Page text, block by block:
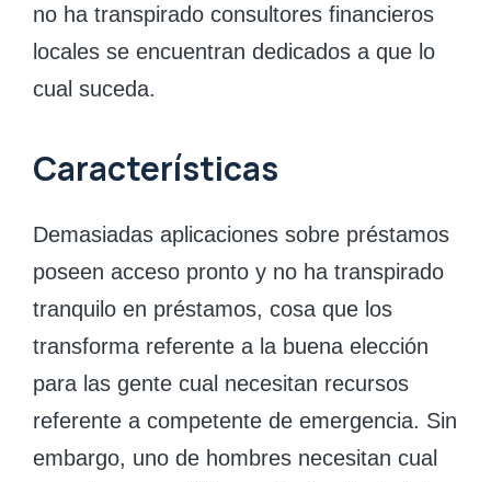
no ha transpirado consultores financieros
locales se encuentran dedicados a que lo
cual suceda.
Características
Demasiadas aplicaciones sobre préstamos
poseen acceso pronto y no ha transpirado
tranquilo en préstamos, cosa que los
transforma referente a la buena elección
para las gente cual necesitan recursos
referente a competente de emergencia. Sin
embargo, uno de hombres necesitan cual